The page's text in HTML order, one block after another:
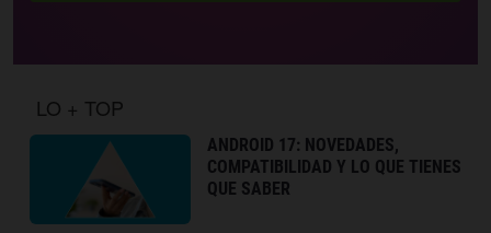
LO + TOP
ANDROID 17: NOVEDADES,
COMPATIBILIDAD Y LO QUE TIENES
QUE SABER